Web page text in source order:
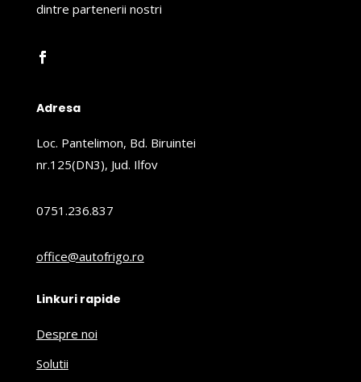
dintre partenerii nostri
Adresa
Loc. Pantelimon, Bd. Biruintei
nr.125(DN3), Jud. Ilfov
0751.236.837
office@autofrigo.ro
Linkuri rapide
Despre noi
Solutii